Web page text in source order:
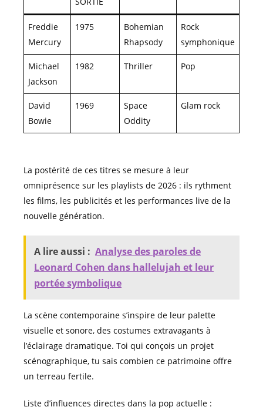
Freddie
Mercury
1975
Bohemian
Rhapsody
Rock
symphonique
Michael
Jackson
1982 Thriller Pop
David
Bowie
1969
Space
Oddity
Glam rock
La postérité de ces titres se mesure à leur
omniprésence sur les playlists de 2026 : ils rythment
les films, les publicités et les performances live de la
nouvelle génération.
A lire aussi : Analyse des paroles de
Leonard Cohen dans hallelujah et leur
portée symbolique
La scène contemporaine s’inspire de leur palette
visuelle et sonore, des costumes extravagants à
l’éclairage dramatique. Toi qui conçois un projet
scénographique, tu sais combien ce patrimoine offre
un terreau fertile.
Liste d’influences directes dans la pop actuelle :